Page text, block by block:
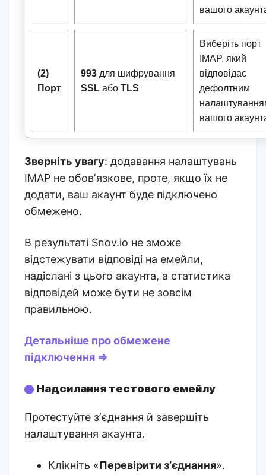
вашого
(2)
Порт
993 для шифрування
SSL або TLS
Виберіть порт
IMAP, який
відповідає
дефолтним
вашого
Зверніть увагу: додавання налаштувань
IMAP не обовʼязкове, проте, якщо їх не
додати, ваш акаунт буде підключено
обмежено.
В результаті Snov.io не зможе
відстежувати відповіді на емейли,
надіслані з цього акаунта, а статистика
відповідей може бути не зовсім
правильною.
Детальніше про обмежене
підключення ⇒
Надсилання тестового емейлу
Протестуйте зʼєднання й завершіть
налаштування акаунта.
Клікніть «Перевірити зʼєднання».